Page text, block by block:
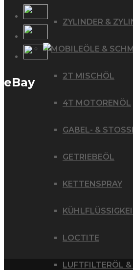
ZYLINDER &
ÖLE &
2T MISCHÖL
4T MOTORENÖL
GABEL- &
GETRIEBEÖL
KETTENSPRAY
LOCTITE
LUFTFILTERÖL &
eBay